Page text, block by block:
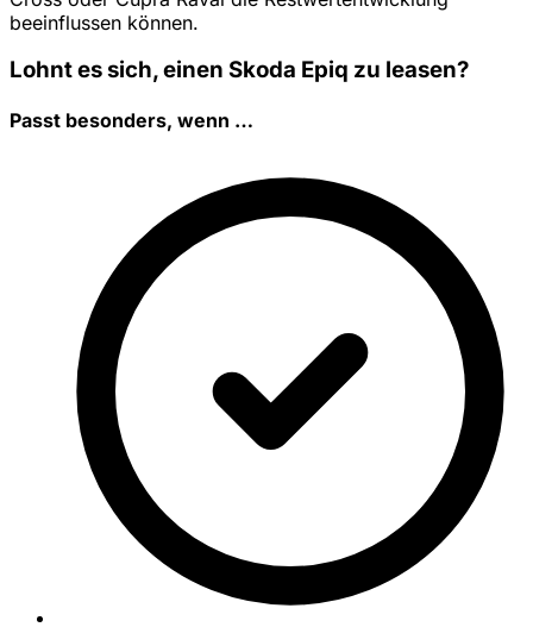
beeinflussen können.
Lohnt es sich, einen Skoda Epiq zu leasen?
Passt besonders, wenn …